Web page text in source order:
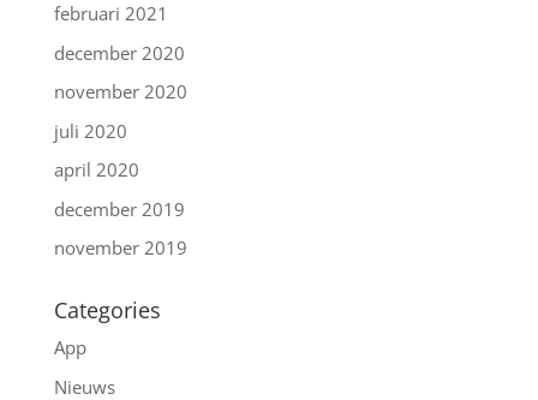
februari 2021
december 2020
november 2020
juli 2020
april 2020
december 2019
november 2019
Categories
App
Nieuws